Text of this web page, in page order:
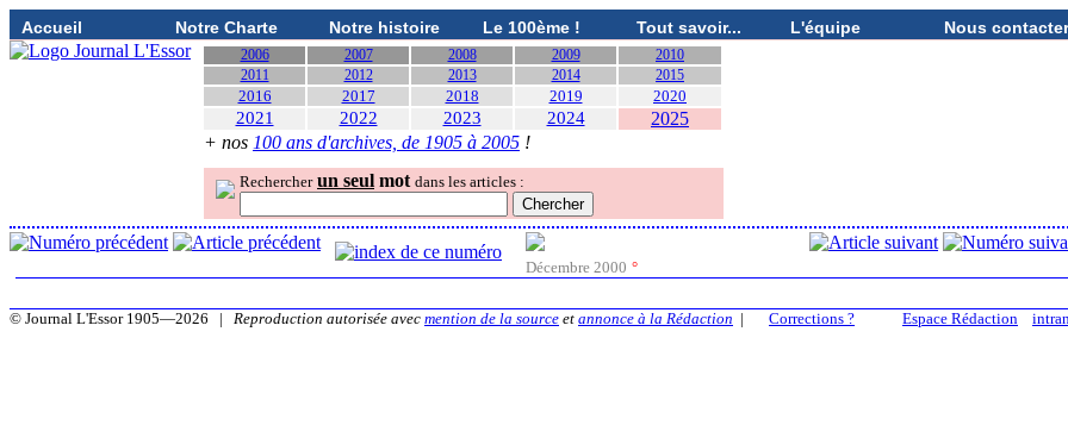
Accueil Notre Charte Notre histoire Le 100ème ! Tout savoir... L'équipe Nous contacter
2006 2007 2008 2009
2010
2011
2012 2013 2014 2015
2016 2017 2018 2019 2020
2021 2022 2023 2024
2025
+ nos 100 ans d'archives, de 1905 à 2005 !
Rechercher un seul mot dans les articles :
Décembre 2000 °
Espace Rédaction
© Journal L'Essor 1905—2026 | Reproduction autorisée avec mention de la source et annonce à la Rédaction | Corrections ?